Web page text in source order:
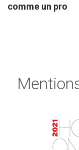
comme un pro